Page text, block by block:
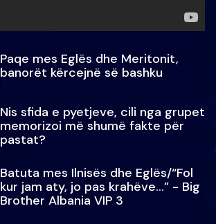
Paqe mes Eglës dhe Meritonit,
banorët kërcejnë së bashku
Nis sfida e pyetjeve, cili nga grupet
memorizoi më shumë fakte për
pastat?
Batuta mes Ilnisës dhe Eglës/“Fol
kur jam aty, jo pas krahëve…” - Big
Brother Albania VIP 3